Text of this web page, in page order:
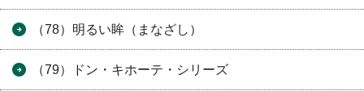
（78）明るい眸（まなざし）
（79）ドン・キホーテ・シリーズ